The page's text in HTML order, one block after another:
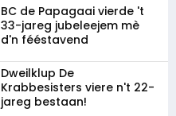
BC de Papagaai vierde 't
33-jareg jubeleejem mè
d'n fééstavend
Dweilklup De
Krabbesisters viere n't 22-
jareg bestaan!